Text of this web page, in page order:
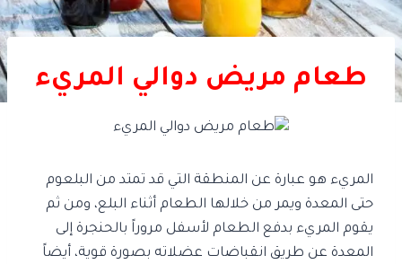
طعام مريض دوالي المريء
المريء هو عبارة عن المنطقة التي قد تمتد من البلعوم
حتى المعدة ويمر من خلالها الطعام أثناء البلع، ومن ثم
يقوم المريء بدفع الطعام لأسفل مروراً بالحنجرة إلى
المعدة عن طريق انقباضات عضلاته بصورة قوية، أيضاً